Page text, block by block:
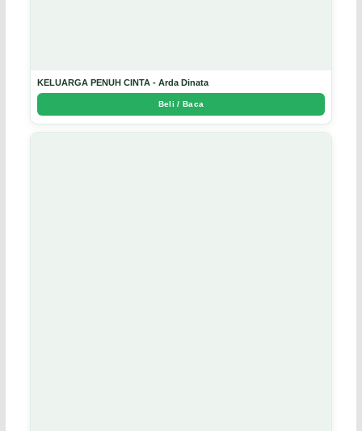
KELUARGA PENUH CINTA - Arda Dinata
Beli / Baca